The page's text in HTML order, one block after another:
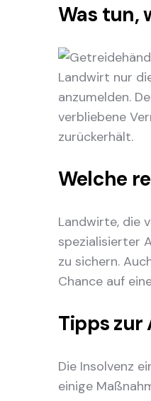
Was tun,
Landwirt nur
anzumelden.
verbliebene
zurückerhält.
Welche
Landwirte, die
spezialisierter
zu sichern.
Chance auf
Tipps
Die Insolvenz
einige